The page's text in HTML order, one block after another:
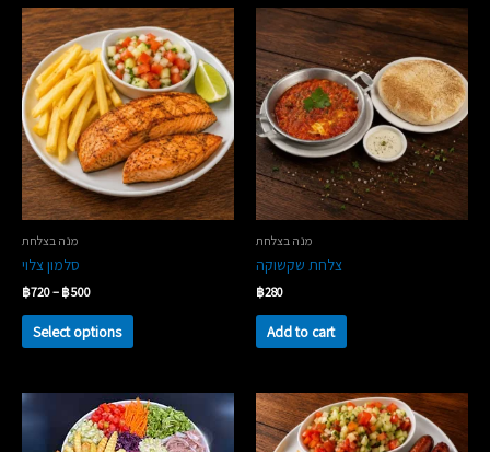
מנה בצלחת
צלחת שקשוקה
฿280
Add to cart
מנה בצלחת
סלמון צלוי
฿500
–
฿720
Select options